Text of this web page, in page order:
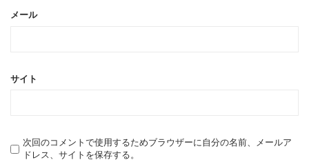
メール
サイト
次回のコメントで使用するためブラウザーに自分の名前、メールア
ドレス、サイトを保存する。